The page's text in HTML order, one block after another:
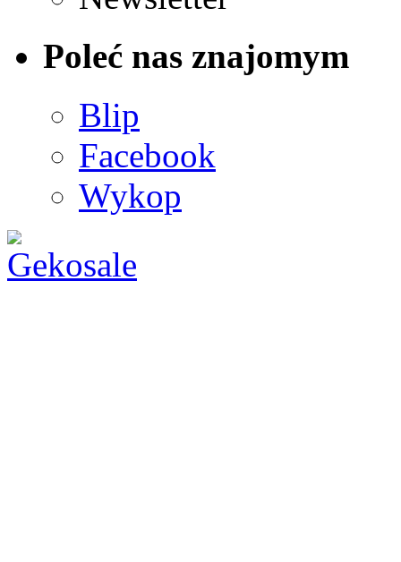
Poleć nas znajomym
Blip
Facebook
Wykop